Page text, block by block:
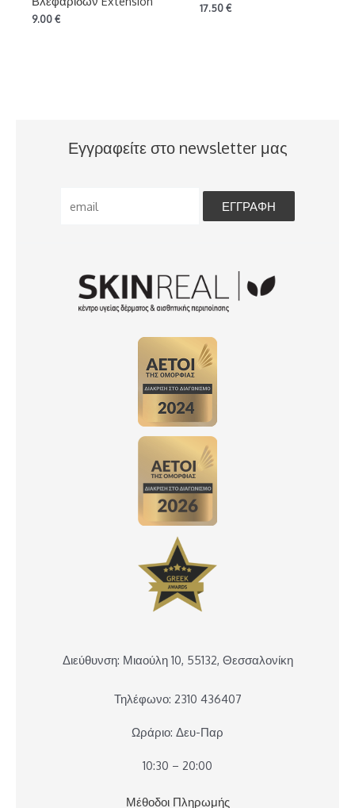
9.00€
17.50€
Εγγραφείτε στο newsletter μας
Διεύθυνση: Μιαούλη 10, 55132, Θεσσαλονίκη
Τηλέφωνο: 2310 436407
Ωράριο: Δευ-Παρ
10:30 – 20:00
Μέθοδοι Πληρωμής